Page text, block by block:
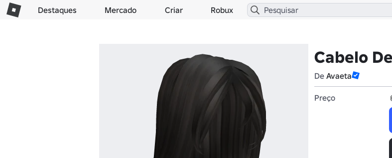
Destaques Mercado Criar Robux
Cabelo
De Avaeta
Preço